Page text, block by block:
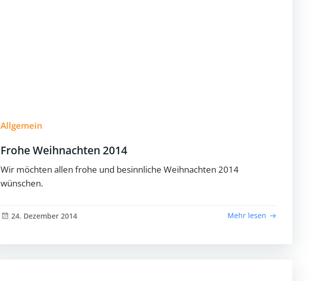
Allgemein
Frohe Weihnachten 2014
Wir möchten allen frohe und besinnliche Weihnachten 2014
wünschen.
24. Dezember 2014 Mehr lesen